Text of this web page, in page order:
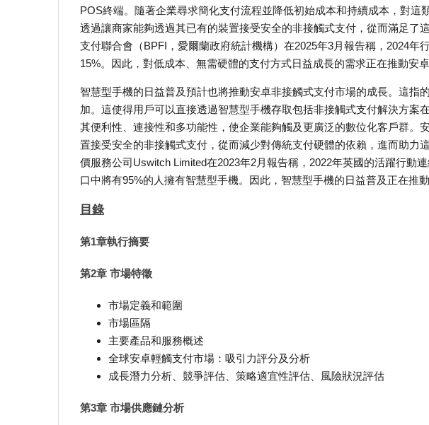
POS終端。隨著企業尋求簡化支付流程並降低初始成本和持續成本，對這
透過讓商家能夠透過其已有的裝置接受安全的非接觸式支付，從而滿足了
支付聯合會（BPFI，愛爾蘭政府統計機構）在2025年3月報告稱，2024年
15%。因此，對低成本、無需硬體的支付方式日益成長的需求正在推動安
智慧型手機的日益普及預計也將推動安卓非接觸式支付市場的成長。這指
加。這使得用戶可以直接透過智慧型手機存取包括非接觸式支付解決方案
其便利性、連接性和多功能性，使企業能夠觸及更廣泛的數位化客戶群。
置接受安全的非接觸式支付，從而減少對傳統支付硬體的依賴，進而助力
價服務公司Uswitch Limited在2023年2月報告稱，2022年英國的活躍行動
口中將有95%的人擁有智慧型手機。因此，智慧型手機的日益普及正在推
目錄
第1章執行摘要
第2章 市場特徵
市場定義和範圍
市場區隔
主要產品和服務概述
全球安卓輕觸支付市場：吸引力評分及分析
成長潛力分析、競爭評估、策略適宜性評估、風險狀況評估
第3章 市場供應鏈分析